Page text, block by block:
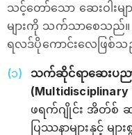
သင့်တော်သော ဆေးဝါးမျ
များကို သက်သာစေသည်
ရလဒ်ပိုကောင်းလေဖြစ်သည်
သက်ဆိုင်ရာဆေးပညာ
(Multidisciplinary
ဖရက်ဂျိုင်း အိတ်စ် ဆ
ပြဿနာများနှင့် မ